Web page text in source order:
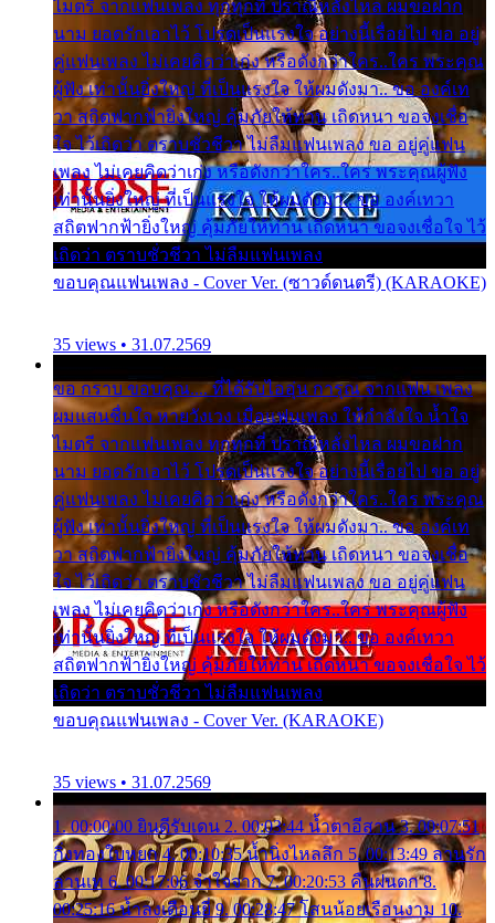
ไมตรี จากแฟนเพลง ทุกทุกที่ ปราณีหลั่งไหล ผมขอฝาก
นาม ยอดรักเอาไว้ โปรดเป็นแรงใจ อย่างนี้เรื่อยไป ขอ อยู่
คู่แฟนเพลง ไม่เคยคิดว่าเก่ง หรือดังกว่าใคร..ใคร พระคุณ
ผู้ฟัง เท่านั้นยิ่งใหญ่ ที่เป็นแรงใจ ให้ผมดังมา.. ขอ องค์เท
วา สถิตฟากฟ้ายิ่งใหญ่ คุ้มภัยให้ท่าน เถิดหนา ขอจงเชื่อ
ใจ ไว้เถิดว่า ตราบชั่วชีวา ไม่ลืมแฟนเพลง ขอ อยู่คู่แฟน
เพลง ไม่เคยคิดว่าเก่ง หรือดังกว่าใคร..ใคร พระคุณผู้ฟัง
เท่านั้นยิ่งใหญ่ ที่เป็นแรงใจ ให้ผมดังมา.. ขอ องค์เทวา
สถิตฟากฟ้ายิ่งใหญ่ คุ้มภัยให้ท่าน เถิดหนา ขอจงเชื่อใจ ไว้
เถิดว่า ตราบชั่วชีวา ไม่ลืมแฟนเพลง
ขอบคุณแฟนเพลง - Cover Ver. (ซาวด์ดนตรี) (KARAOKE)
35 views • 31.07.2569
ขอ กราบ ขอบคุณ.... ที่ได้รับไออุ่น การุณ จากแฟน เพลง
ผมแสนชื่นใจ หายวังเวง เมื่อแฟนเพลง ให้กำลังใจ น้ำใจ
ไมตรี จากแฟนเพลง ทุกทุกที่ ปราณีหลั่งไหล ผมขอฝาก
นาม ยอดรักเอาไว้ โปรดเป็นแรงใจ อย่างนี้เรื่อยไป ขอ อยู่
คู่แฟนเพลง ไม่เคยคิดว่าเก่ง หรือดังกว่าใคร..ใคร พระคุณ
ผู้ฟัง เท่านั้นยิ่งใหญ่ ที่เป็นแรงใจ ให้ผมดังมา.. ขอ องค์เท
วา สถิตฟากฟ้ายิ่งใหญ่ คุ้มภัยให้ท่าน เถิดหนา ขอจงเชื่อ
ใจ ไว้เถิดว่า ตราบชั่วชีวา ไม่ลืมแฟนเพลง ขอ อยู่คู่แฟน
เพลง ไม่เคยคิดว่าเก่ง หรือดังกว่าใคร..ใคร พระคุณผู้ฟัง
เท่านั้นยิ่งใหญ่ ที่เป็นแรงใจ ให้ผมดังมา.. ขอ องค์เทวา
สถิตฟากฟ้ายิ่งใหญ่ คุ้มภัยให้ท่าน เถิดหนา ขอจงเชื่อใจ ไว้
เถิดว่า ตราบชั่วชีวา ไม่ลืมแฟนเพลง
ขอบคุณแฟนเพลง - Cover Ver. (KARAOKE)
35 views • 31.07.2569
1. 00:00:00 ยินดีรับเดน 2. 00:03:44 น้ำตาอีสาน 3. 00:07:51
กิ่งทองใบหยก 4. 00:10:35 น้ำนิ่งไหลลึก 5. 00:13:49 ลานรัก
ลานเท 6. 00:17:06 จำใจจาก 7. 00:20:53 คืนฝนตก 8.
00:25:16 น้ำลงเดือนยี่ 9. 00:28:47 โสนน้อยเรือนงาม 10.